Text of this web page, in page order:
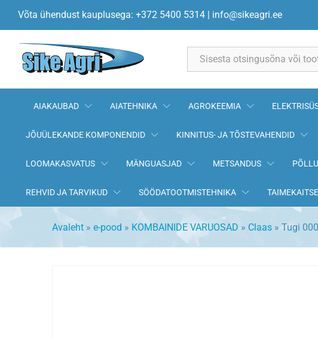
Võta ühendust kauplusega: +372 5400 5314 | info@sikeagri.ee
AIAKAUBAD AIATEHNIKA AGROKEEMIA
JÕUÜLEKANDE KOMPONENDID KINNITUS- JA TÕSTEVAHENDID
LOOMAKASVATUS MÄNGUASJAD METSANDUS
REHVID JA TARVIKUD SÖÖDATOOTMISTEHNIKA
Avaleht » e-pood » KOMBAINIDE VARUOSAD » Claas » Tugi
Tugi 0000117922 CLAAS